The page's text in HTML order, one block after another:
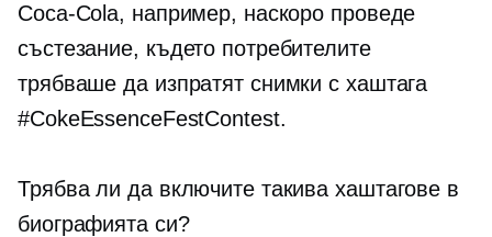
Coca-Cola, например, наскоро проведе
състезание, където потребителите
трябваше да изпратят снимки с хаштага
#CokeEssenceFestContest.
Трябва ли да включите такива хаштагове в
биографията си?